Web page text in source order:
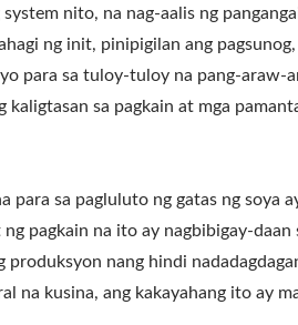
nito, na nag-aalis ng
ng init, pinipigilan ang
para sa tuloy-tuloy na pang-araw-
sa pagkain at mga
para sa pagluluto ng gatas ng soya
pagkain na ito ay nagbibigay-
nang hindi
na kusina, ang kakayahang ito ay